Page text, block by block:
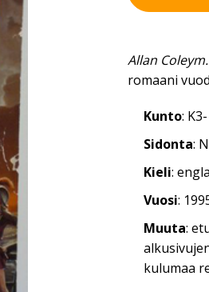
Allan
romaani
Kunto:
Sidonta:
Kieli:
Vuosi:
Muuta:
kulumaa